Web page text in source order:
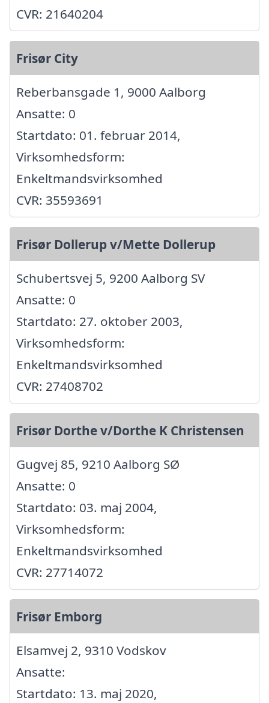
CVR: 21640204
Frisør City
Reberbansgade 1, 9000 Aalborg
Ansatte: 0
Startdato: 01. februar 2014,
Virksomhedsform:
Enkeltmandsvirksomhed
CVR: 35593691
Frisør Dollerup v/Mette Dollerup
Schubertsvej 5, 9200 Aalborg SV
Ansatte: 0
Startdato: 27. oktober 2003,
Virksomhedsform:
Enkeltmandsvirksomhed
CVR: 27408702
Frisør Dorthe v/Dorthe K Christensen
Gugvej 85, 9210 Aalborg SØ
Ansatte: 0
Startdato: 03. maj 2004,
Virksomhedsform:
Enkeltmandsvirksomhed
CVR: 27714072
Frisør Emborg
Elsamvej 2, 9310 Vodskov
Ansatte:
Startdato: 13. maj 2020,